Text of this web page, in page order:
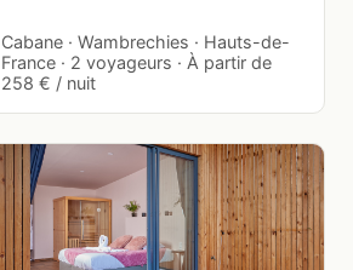
Cabane · Wambrechies · Hauts-de-
France · 2 voyageurs · À partir de
258 € / nuit